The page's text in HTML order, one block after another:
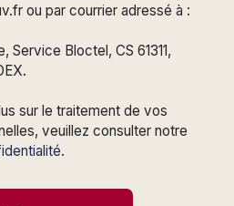
ou par courrier adressé à :
Service Bloctel, CS 61311,
sur le traitement de vos
veuillez consulter notre
.